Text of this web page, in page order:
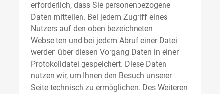
erforderlich, dass Sie personenbezogene
Daten mitteilen. Bei jedem Zugriff eines
Nutzers auf den oben bezeichneten
Webseiten und bei jedem Abruf einer Datei
werden über diesen Vorgang Daten in einer
Protokolldatei gespeichert. Diese Daten
nutzen wir, um Ihnen den Besuch unserer
Seite technisch zu ermöglichen. Des Weiteren